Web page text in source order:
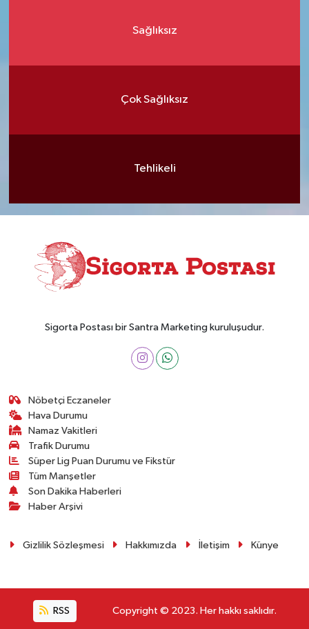
Sağlıksız
Çok Sağlıksız
Tehlikeli
Sigorta Postası bir Santra Marketing kuruluşudur.
Nöbetçi Eczaneler
Hava Durumu
Namaz Vakitleri
Trafik Durumu
Süper Lig Puan Durumu ve Fikstür
Tüm Manşetler
Son Dakika Haberleri
Haber Arşivi
Gizlilik Sözleşmesi Hakkımızda İletişim Künye
RSS Copyright © 2023. Her hakkı saklıdır.